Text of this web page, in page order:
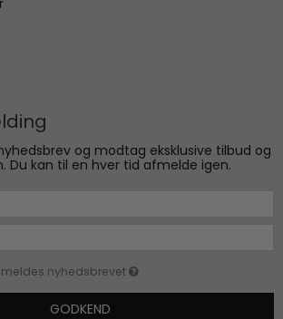
og modtag eksklusive tilbud og
Du kan til en hver tid afmelde igen.
nyhedsbrevet
GODKEND